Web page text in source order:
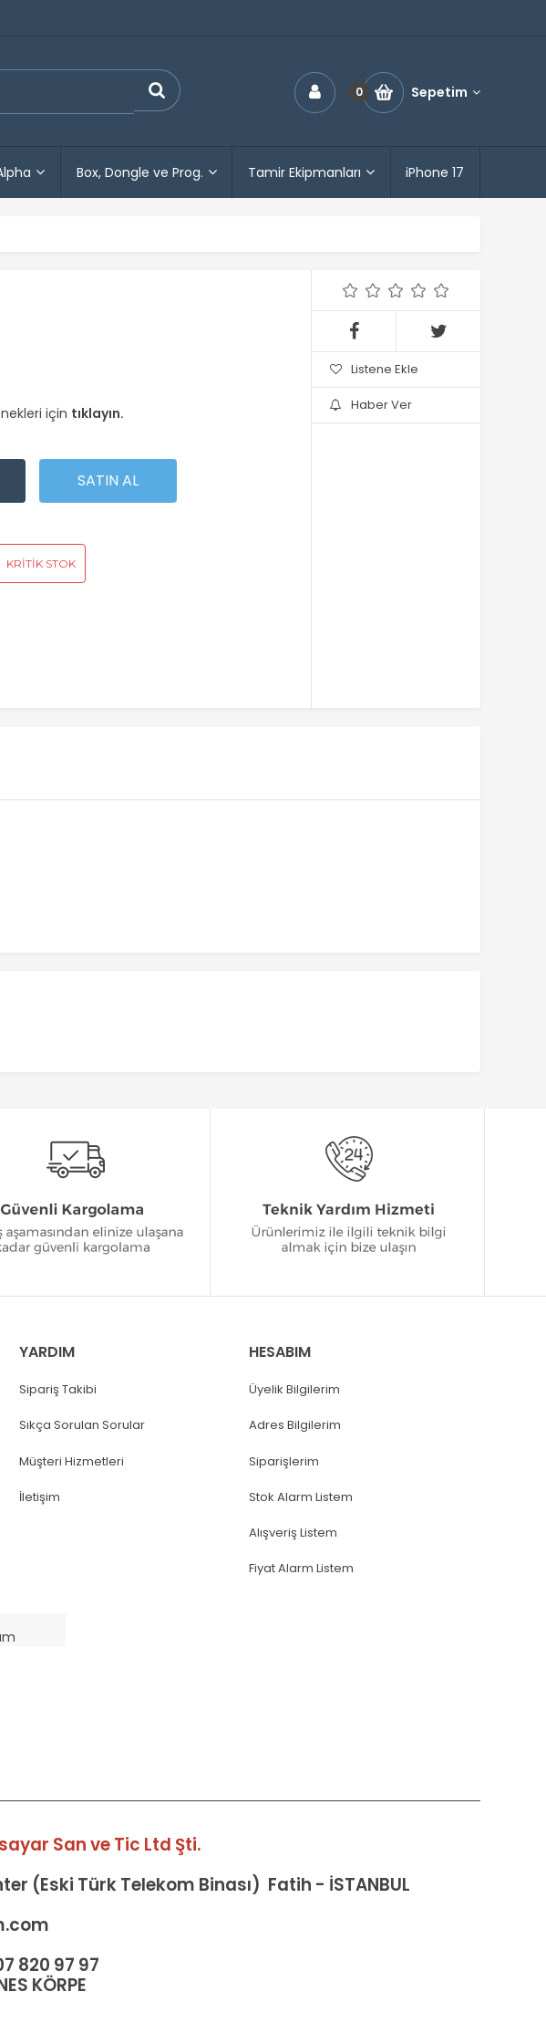
0 Sepetim
Box, Dongle ve Prog. Tamir Ekipmanları iPhone 17
için tıklayın.
Listene Ekle
Haber Ver
YARDIM
Sipariş Takibi
Sıkça Sorulan Sorular
Müşteri Hizmetleri
İletişim
HESABIM
Üyelik Bilgilerim
Adres Bilgilerim
Siparişlerim
Stok Alarm Listem
Alışveriş Listem
Fiyat Alarm Listem
San ve Tic Ltd Şti.
(Eski Türk Telekom Binası) Fatih - İSTANBUL
820 97 97
KÖRPE